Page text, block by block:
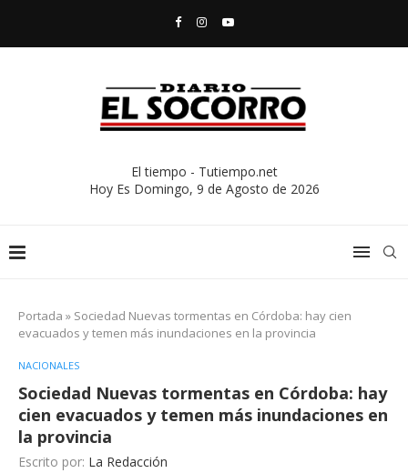
El tiempo - Tutiempo.net
Hoy Es Domingo, 9 de Agosto de 2026
Portada » Sociedad Nuevas tormentas en Córdoba: hay cien
evacuados y temen más inundaciones en la provincia
NACIONALES
Sociedad Nuevas tormentas en Córdoba: hay
cien evacuados y temen más inundaciones en
la provincia
Escrito por: La Redacción